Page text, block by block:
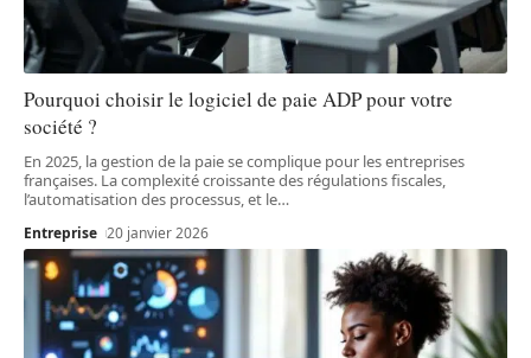
Pourquoi choisir le logiciel de paie ADP pour votre
société ?
En 2025, la gestion de la paie se complique pour les entreprises
françaises. La complexité croissante des régulations fiscales,
l’automatisation des processus, et le…
Entreprise 20 janvier 2026